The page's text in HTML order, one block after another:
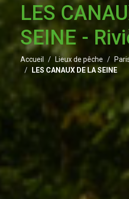
LES
SEINE -
Accueil Lieux de pêche
LES CANAUX DE LA SEINE